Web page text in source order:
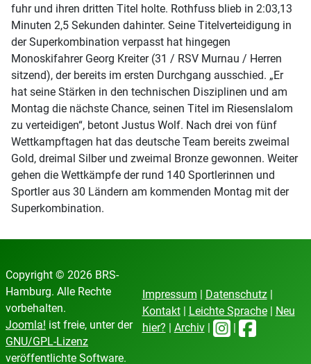
fuhr und ihren dritten Titel holte. Rothfuss blieb in 2:03,13
Minuten 2,5 Sekunden dahinter. Seine Titelverteidigung in
der Superkombination verpasst hat hingegen
Monoskifahrer Georg Kreiter (31 / RSV Murnau / Herren
sitzend), der bereits im ersten Durchgang ausschied. „Er
hat seine Stärken in den technischen Disziplinen und am
Montag die nächste Chance, seinen Titel im Riesenslalom
zu verteidigen“, betont Justus Wolf. Nach drei von fünf
Wettkampftagen hat das deutsche Team bereits zweimal
Gold, dreimal Silber und zweimal Bronze gewonnen. Weiter
gehen die Wettkämpfe der rund 140 Sportlerinnen und
Sportler aus 30 Ländern am kommenden Montag mit der
Superkombination.
Copyright © 2026 BRS-
Hamburg. Alle Rechte
vorbehalten.
Joomla! ist freie, unter der
GNU/GPL-Lizenz
veröffentlichte Software.
Impressum | Datenschutz|
Kontakt| Leichte Sprache| Neu
hier? | Archiv| |